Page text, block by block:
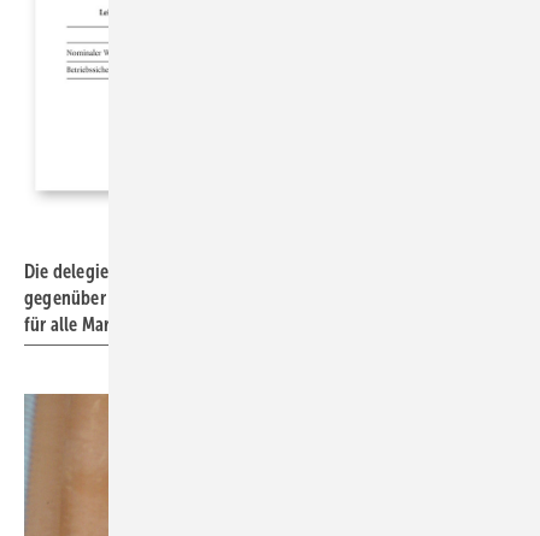
Die delegierte Verordnung der EU regelt die Leistungsklassen
gegenüber Wind durch das Europäische Amtsblatt verbindlich
für alle Marktteilnehmer.